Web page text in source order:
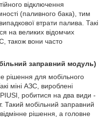
відключення
(паливного бака), тим
втрати палива. Такі
на великих відомчих
також вони часто
заправний модуль)
рішення для мобільного
міні АЗС, вироблені
PIUSI, робитися на два види -
Такий мобільний заправний
рішення, а головне